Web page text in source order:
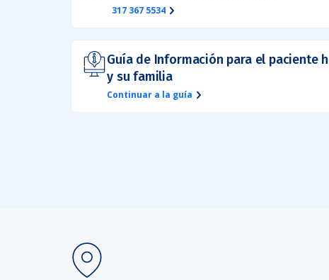
317 367 5534
Guía de Información para el paciente
y su familia
Continuar a la guía